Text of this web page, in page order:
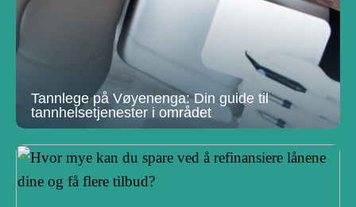
Tannlege på Vøyenenga: Din guide til
tannhelsetjenester i området